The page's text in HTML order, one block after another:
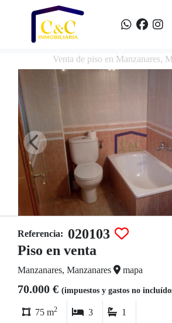
Venta de piso en Manzanares,
Referencia: 020103
Piso en venta
Manzanares, Manzanares mapa
70.000 € (impuestos y gastos no
75 m2 3 1